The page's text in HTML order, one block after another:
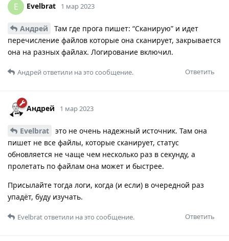
E Evelbrat 1 мар 2023
Андрей
Там где прога пишет: “Сканирую” и идет
перечисление файлов которые она сканирует, закрывается
она на разных файлах. Логирование включил.
Ответить
Андрейответили на это сообщение.
Андрей 1 мар 2023
Evelbrat
это не очень надежный источник. Там она
пишет не все файлы, которые сканирует, статус
обновляется не чаще чем несколько раз в секунду, а
пролетать по файлам она может и быстрее.
Присылайте тогда логи, когда (и если) в очередной раз
упадёт, буду изучать.
Ответить
Evelbratответили на это сообщение.